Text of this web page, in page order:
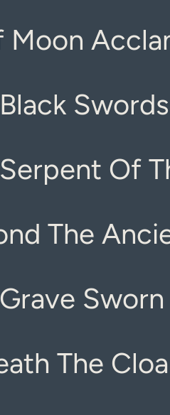
Moon
Of
The
The